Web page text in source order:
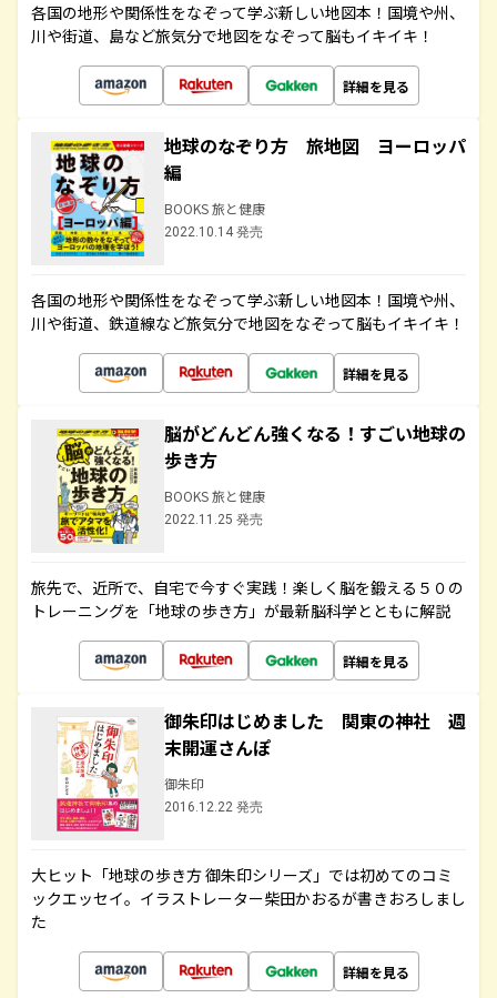
各国の地形や関係性をなぞって学ぶ新しい地図本！国境や州、
川や街道、島など旅気分で地図をなぞって脳もイキイキ！
詳細を見る
地球のなぞり方 旅地図 ヨーロッパ
編
BOOKS 旅と健康
2022.10.14 発売
各国の地形や関係性をなぞって学ぶ新しい地図本！国境や州、
川や街道、鉄道線など旅気分で地図をなぞって脳もイキイキ！
詳細を見る
脳がどんどん強くなる！すごい地球の
歩き方
BOOKS 旅と健康
2022.11.25 発売
旅先で、近所で、自宅で今すぐ実践！楽しく脳を鍛える５０の
トレーニングを「地球の歩き方」が最新脳科学とともに解説
詳細を見る
御朱印はじめました 関東の神社 週
末開運さんぽ
御朱印
2016.12.22 発売
大ヒット「地球の歩き方 御朱印シリーズ」では初めてのコミ
ックエッセイ。イラストレーター柴田かおるが書きおろしまし
た
詳細を見る